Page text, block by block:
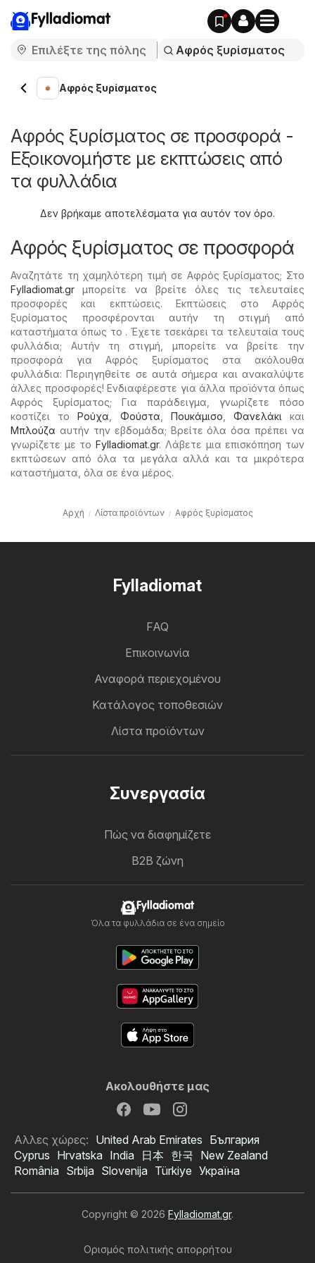
Fylladiomat
Αφρός ξυρίσματος
Αφρός ξυρίσματος σε προσφορά -
Εξοικονομήστε με εκπτώσεις από
τα φυλλάδια
Δεν βρήκαμε αποτελέσματα για αυτόν τον όρο.
Αφρός ξυρίσματος σε προσφορά
Αναζητάτε τη χαμηλότερη τιμή σε Αφρός ξυρίσματος; Στο
Fylladiomat.gr μπορείτε να βρείτε όλες τις τελευταίες
προσφορές και εκπτώσεις. Εκπτώσεις στο Αφρός
ξυρίσματος προσφέρονται αυτήν τη στιγμή από
καταστήματα όπως το . Έχετε τσεκάρει τα τελευταία τους
φυλλάδια; Αυτήν τη στιγμή, μπορείτε να βρείτε την
προσφορά για Αφρός ξυρίσματος στα ακόλουθα
φυλλάδια: Περιηγηθείτε σε αυτά σήμερα και ανακαλύψτε
άλλες προσφορές! Ενδιαφέρεστε για άλλα προϊόντα όπως
Αφρός ξυρίσματος; Για παράδειγμα, γνωρίζετε πόσο
κοστίζει τοΡούχα Φούστα Πουκάμισο Φανελάκι και
Μπλούζα αυτήν την εβδομάδα; Βρείτε όλα όσα πρέπει να
γνωρίζετε με τοFylladiomat.gr. Λάβετε μια επισκόπηση των
εκπτώσεων από όλα τα μεγάλα αλλά και τα μικρότερα
καταστήματα, όλα σε ένα μέρος.
Αρχή Λίστα προϊόντων Αφρός ξυρίσματος
Fylladiomat
FAQ
Επικοινωνία
Αναφορά περιεχομένου
Κατάλογος τοποθεσιών
Λίστα προϊόντων
Συνεργασία
Πώς να διαφημίζετε
B2B ζώνη
Fylladiomat
Όλα τα φυλλάδια σε ένα σημείο
Ακολουθήστε μας
Αλλες χώρες: United Arab Emirates България
Cyprus Hrvatska India 日本 한국 New Zealand
România Srbija Slovenija Türkiye Україна
Copyright © 2026 Fylladiomat.gr.
Ορισμός πολιτικής απορρήτου